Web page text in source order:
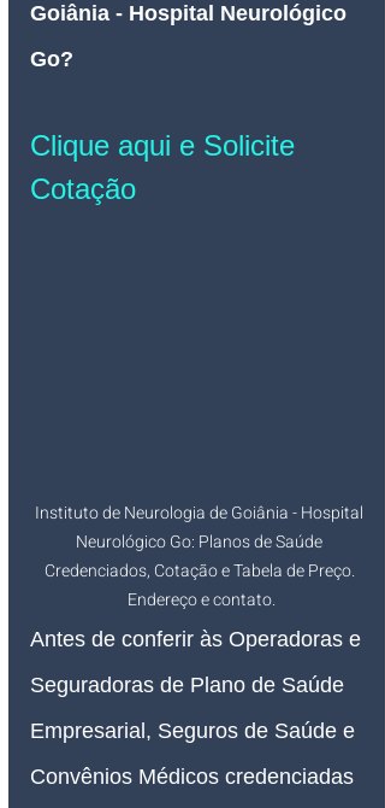
Goiânia - Hospital Neurológico
Go?
Clique aqui e Solicite
Cotação
Instituto de Neurologia de Goiânia - Hospital
Neurológico Go: Planos de Saúde
Credenciados, Cotação e Tabela de Preço.
Endereço e contato.
Antes de conferir às Operadoras e
Seguradoras de Plano de Saúde
Empresarial, Seguros de Saúde e
Convênios Médicos credenciadas